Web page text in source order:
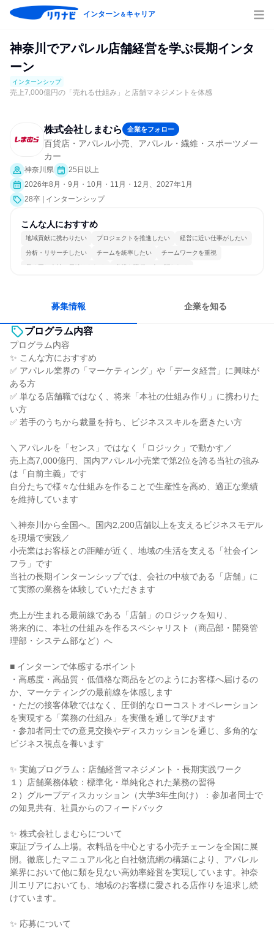
インターン＆キャリア
神奈川でアパレル店舗経営を学ぶ長期インタ
ーン
インターンシップ
売上7,000億円の「売れる仕組み」と店舗マネジメントを体感
株式会社しまむら 企業をフォロー
百貨店・アパレル小売、アパレル・繊維・スポーツメー
カー
神奈川県
25日以上
2026年8月・9月・10月・11月・12月、2027年1月
28卒 | インターンシップ
こんな人におすすめ
地域貢献に携わりたい プロジェクトを推進したい 経営に近い仕事がしたい
分析・リサーチしたい チームを統率したい チームワークを重視
長く同じ会社に居続けられる 多様な職種の人と関われる
募集情報 企業を知る
プログラム内容
プログラム内容
✨ こんな方におすすめ
✅ アパレル業界の「マーケティング」や「データ経営」に興味が
ある方
✅ 単なる店舗職ではなく、将来「本社の仕組み作り」に携わりた
い方
✅ 若手のうちから裁量を持ち、ビジネススキルを磨きたい方
＼アパレルを「センス」ではなく「ロジック」で動かす／
売上高7,000億円、国内アパレル小売業で第2位を誇る当社の強み
は「自前主義」です
自分たちで様々な仕組みを作ることで生産性を高め、適正な業績
を維持しています
＼神奈川から全国へ。国内2,200店舗以上を支えるビジネスモデル
を現場で実践／
小売業はお客様との距離が近く、地域の生活を支える「社会イン
フラ」です
当社の長期インターンシップでは、会社の中核である「店舗」に
て実際の業務を体験していただきます
売上が生まれる最前線である「店舗」のロジックを知り、
将来的に、本社の仕組みを作るスペシャリスト（商品部・開発管
理部・システム部など）へ
■ インターンで体感するポイント
・高感度・高品質・低価格な商品をどのようにお客様へ届けるの
か、マーケティングの最前線を体感します
・ただの接客体験ではなく、圧倒的なローコストオペレーション
を実現する「業務の仕組み」を実働を通して学びます
・参加者同士での意見交換やディスカッションを通じ、多角的な
ビジネス視点を養います
✨ 実施プログラム：店舗経営マネジメント・長期実践ワーク
１）店舗業務体験：標準化・単純化された業務の習得
２）グループディスカッション（大学3年生向け）：参加者同士で
の知見共有、社員からのフィードバック
✨ 株式会社しまむらについて
東証プライム上場。衣料品を中心とする小売チェーンを全国に展
開。徹底したマニュアル化と自社物流網の構築により、アパレル
業界において他に類を見ない高効率経営を実現しています。神奈
川エリアにおいても、地域のお客様に愛される店作りを追求し続
けています。
✨ 応募について